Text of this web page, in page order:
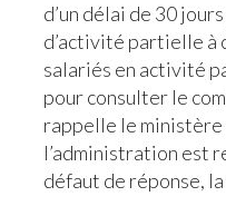
d’un délai de 30
d’activité partielle à
salariés en activité
pour consulter le
rappelle le ministère
l’administration est
défaut de réponse,